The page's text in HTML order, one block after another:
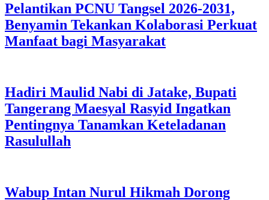
Pelantikan PCNU Tangsel 2026-2031,
Benyamin Tekankan Kolaborasi Perkuat
Manfaat bagi Masyarakat
Hadiri Maulid Nabi di Jatake, Bupati
Tangerang Maesyal Rasyid Ingatkan
Pentingnya Tanamkan Keteladanan
Rasulullah
Wabup Intan Nurul Hikmah Dorong